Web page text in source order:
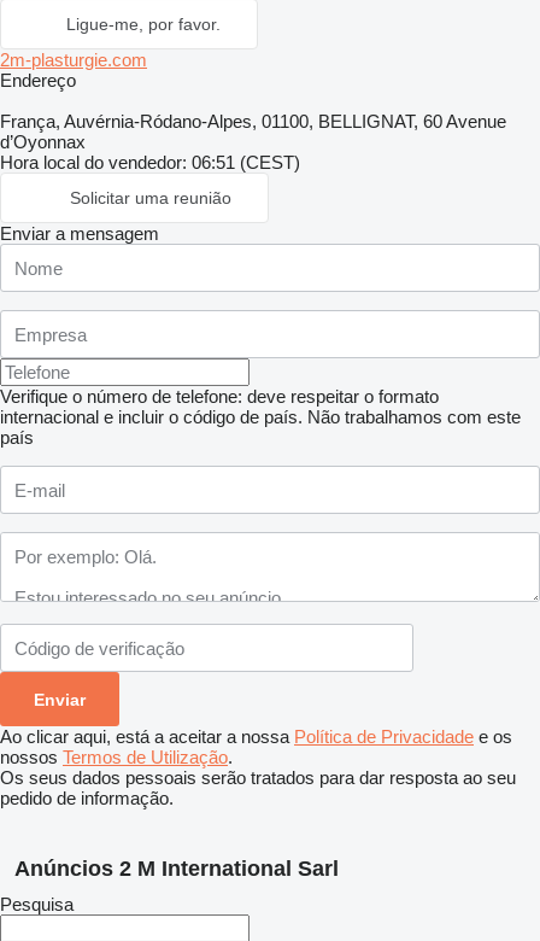
Ligue-me, por favor.
2m-plasturgie.com
Endereço
França, Auvérnia-Ródano-Alpes, 01100, BELLIGNAT, 60 Avenue
d’Oyonnax
Hora local do vendedor: 06:51 (CEST)
Solicitar uma reunião
Enviar a mensagem
Verifique o número de telefone: deve respeitar o formato
internacional e incluir o código de país. Não trabalhamos com este
país
Ao clicar aqui, está a aceitar a nossa Política de Privacidade e os
nossos Termos de Utilização.
Os seus dados pessoais serão tratados para dar resposta ao seu
pedido de informação.
Anúncios 2 M International Sarl
Pesquisa